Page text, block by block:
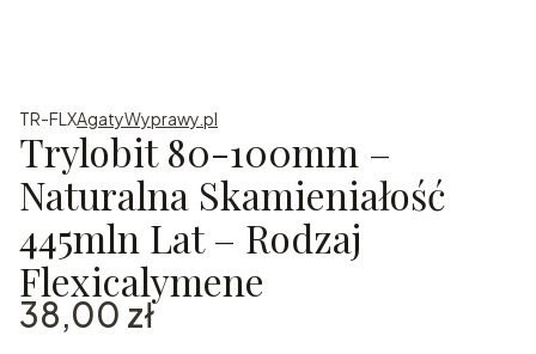
TR-FLXAgatyWyprawy.pl
Trylobit 80-100mm –
Naturalna Skamieniałość
445mln Lat – Rodzaj
Flexicalymene
Cena
38,00 zł